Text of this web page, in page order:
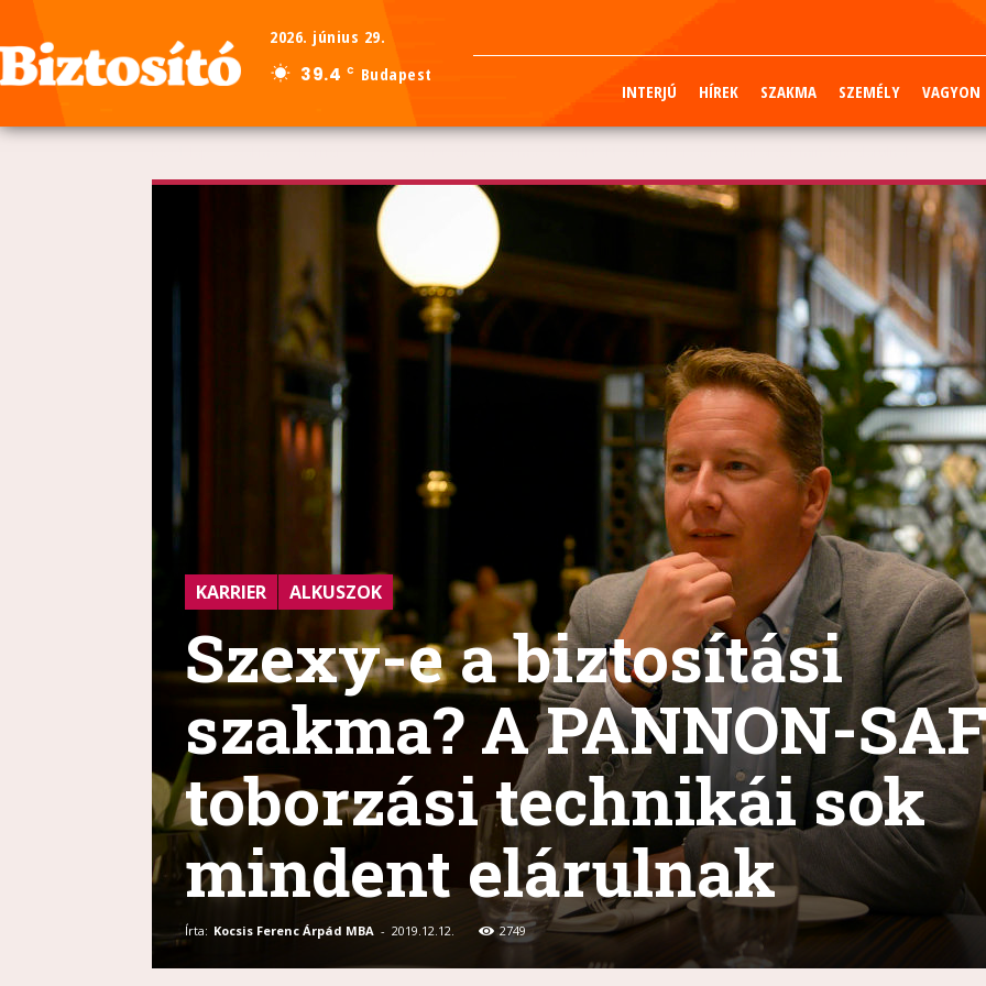
2026. június 29.
39.4 C
Budapest
INTERJÚ
HÍREK SZAKMA SZEMÉLY VAGYON
KARRIER ALKUSZOK
Szexy-e a biztosítási
szakma? A PANNON-
toborzási technikái sok
mindent elárulnak
Írta: Kocsis Ferenc Árpád MBA - 2019.12.12. 2749